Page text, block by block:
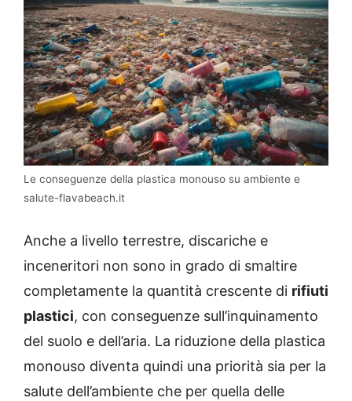
Le conseguenze della plastica monouso su ambiente e
salute-flavabeach.it
Anche a livello terrestre, discariche e
inceneritori non sono in grado di smaltire
completamente la quantità crescente di rifiuti
plastici, con conseguenze sull’inquinamento
del suolo e dell’aria. La riduzione della plastica
monouso diventa quindi una priorità sia per la
salute dell’ambiente che per quella delle